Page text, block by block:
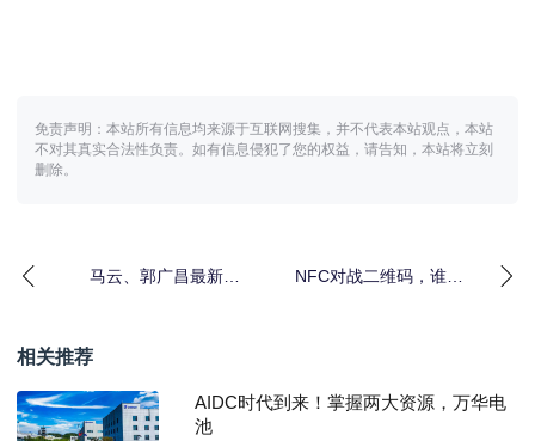
免责声明：本站所有信息均来源于互联网搜集，并不代表本站观点，本站
不对其真实合法性负责。如有信息侵犯了您的权益，请告知，本站将立刻
删除。
马云、郭广昌最新演
NFC对战二维码，谁能
相关推荐
AIDC时代到来！掌握两大资源，万华电
池